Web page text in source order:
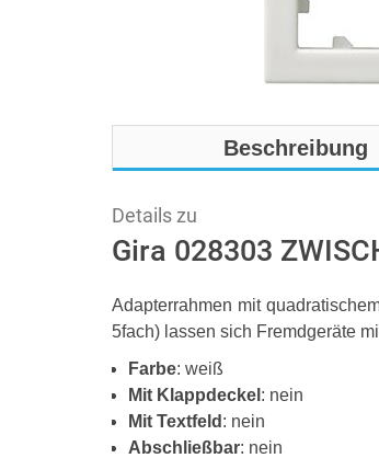
Beschreibung
Details zu
Gira 028303
Adapterrahmen mit
5fach) lassen sich Fremdgeräte
Farbe: weiß
Mit Klappdeckel : nein
Mit Textfeld : nein
Abschließbar: nein